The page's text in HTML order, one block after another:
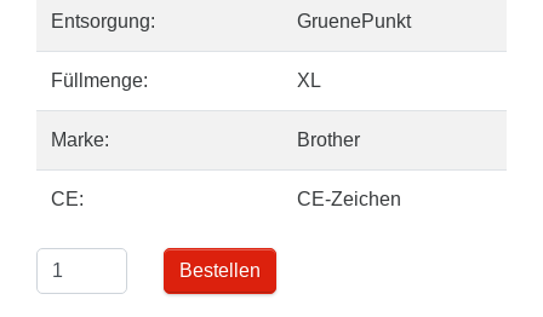
Entsorgung: GruenePunkt
Füllmenge: XL
Marke: Brother
CE: CE-Zeichen
Bestellen